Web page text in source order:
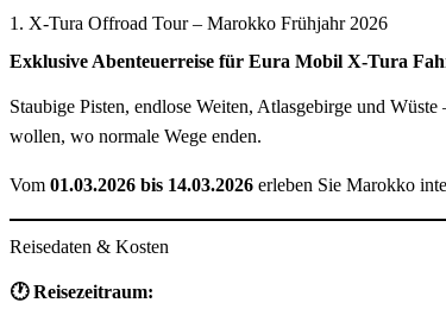
1. X-Tura Offroad Tour – Marokko Frühjahr 2026
Exklusive Abenteuerreise für Eura Mobil X-Tura
Staubige Pisten, endlose Weiten, Atlasgebirge und
wollen, wo normale Wege enden.
Vom 01.03.2026 bis 14.03.2026 erleben Sie Marokko
Reisedaten & Kosten
🕐 Reisezeitraum: